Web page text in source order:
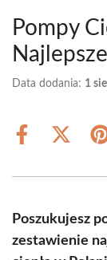
Pompy
Data dodania: 1
Share
Share
(Twitter)
Poszukujesz
zestawienie